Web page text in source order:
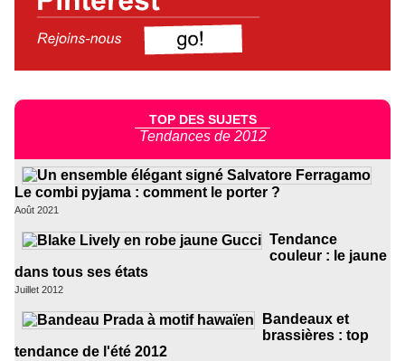
TOP DES SUJETS
Tendances de 2012
Le combi pyjama : comment le porter ?
Août 2021
Tendance
couleur : le jaune
dans tous ses états
Juillet 2012
Bandeaux et
brassières : top
tendance de l'été 2012